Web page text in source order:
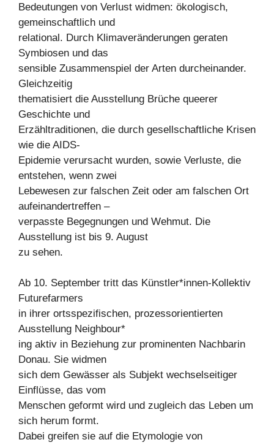
Bedeutungen von Verlust widmen: ökologisch,
gemeinschaftlich und
relational. Durch Klimaveränderungen geraten
Symbiosen und das
sensible Zusammenspiel der Arten durcheinander.
Gleichzeitig
thematisiert die Ausstellung Brüche queerer
Geschichte und
Erzähltraditionen, die durch gesellschaftliche Krisen
wie die AIDS-
Epidemie verursacht wurden, sowie Verluste, die
entstehen, wenn zwei
Lebewesen zur falschen Zeit oder am falschen Ort
aufeinandertreffen –
verpasste Begegnungen und Wehmut. Die
Ausstellung ist bis 9. August
zu sehen.
Ab 10. September tritt das Künstler*innen-Kollektiv
Futurefarmers
in ihrer ortsspezifischen, prozessorientierten
Ausstellung Neighbour*
ing aktiv in Beziehung zur prominenten Nachbarin
Donau. Sie widmen
sich dem Gewässer als Subjekt wechselseitiger
Einflüsse, das vom
Menschen geformt wird und zugleich das Leben um
sich herum formt.
Dabei greifen sie auf die Etymologie von